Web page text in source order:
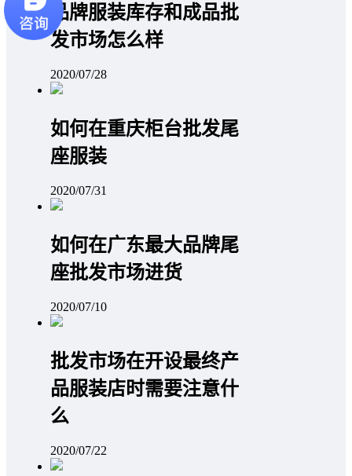
品牌服装库存和成品批
发市场怎么样
2020/07/28
如何在重庆柜台批发尾
座服装
2020/07/31
如何在广东最大品牌尾
座批发市场进货
2020/07/10
批发市场在开设最终产
品服装店时需要注意什
么
2020/07/22